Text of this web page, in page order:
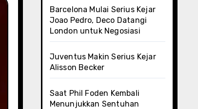
Barcelona Mulai Serius Kejar
Joao Pedro, Deco Datangi
London untuk Negosiasi
Juventus Makin Serius Kejar
Alisson Becker
Saat Phil Foden Kembali
Menunjukkan Sentuhan